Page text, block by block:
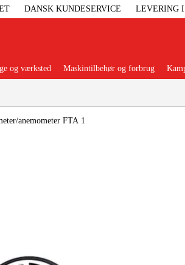
DANSK KUNDESERVICE LEVERING
og værksted Maskintilbehør og forbrug
anemometer FTA 1